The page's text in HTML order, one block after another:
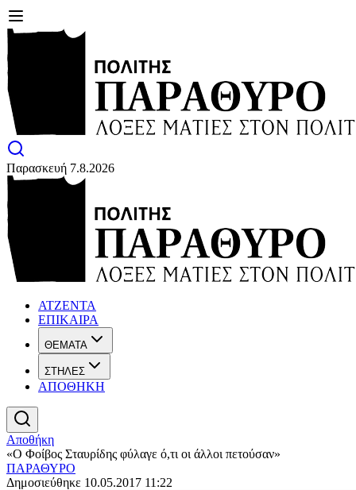
Παρασκευή 7.8.2026
ΑΤΖΕΝΤΑ
ΕΠΙΚΑΙΡΑ
ΘΕΜΑΤΑ
ΣΤΗΛΕΣ
ΑΠΟΘΗΚΗ
Αποθήκη
«Ο Φοίβος Σταυρίδης φύλαγε ό,τι οι άλλοι πετούσαν»
ΠΑΡΑΘΥΡΟ
Δημοσιεύθηκε 10.05.2017 11:22